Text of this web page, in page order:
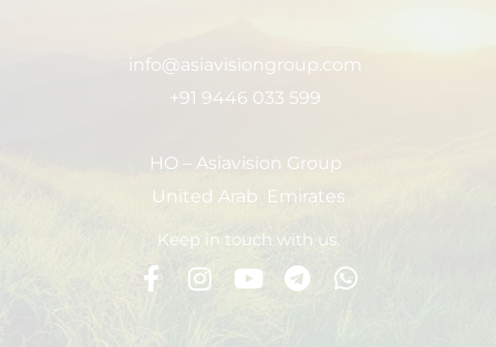
info@asiavisiongroup.com
+91 9446 033 599
HO – Asiavision Group
United Arab Emirates
Keep in touch with us.